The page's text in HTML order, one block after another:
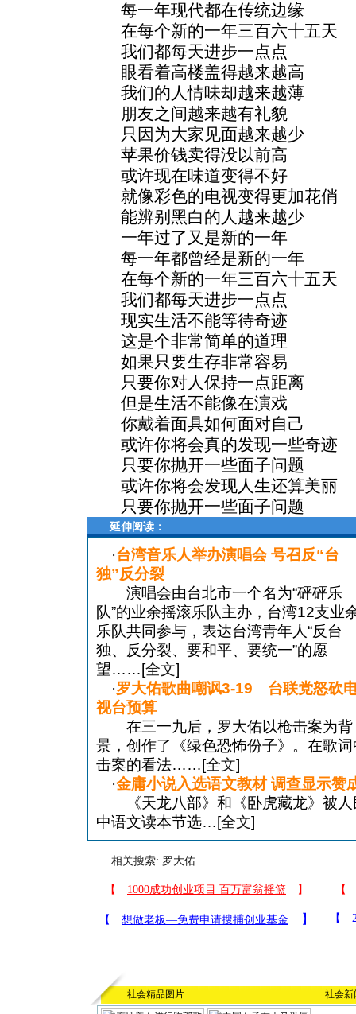
每一年现代都在传统边缘
在每个新的一年三百六十五天
我们都每天进步一点点
眼看着高楼盖得越来越高
我们的人情味却越来越薄
朋友之间越来越有礼貌
只因为大家见面越来越少
苹果价钱卖得没以前高
或许现在味道变得不好
就像彩色的电视变得更加花俏
能辨别黑白的人越来越少
一年过了又是新的一年
每一年都曾经是新的一年
在每个新的一年三百六十五天
我们都每天进步一点点
现实生活不能等待奇迹
这是个非常简单的道理
如果只要生存非常容易
只要你对人保持一点距离
但是生活不能像在演戏
你戴着面具如何面对自己
或许你将会真的发现一些奇迹
只要你抛开一些面子问题
或许你将会发现人生还算美丽
只要你抛开一些面子问题
延伸阅读：
·台湾音乐人举办演唱会 号召反“台
独”反分裂
演唱会由台北市一个名为“砰砰乐
队”的业余摇滚乐队主办，台湾12支业
乐队共同参与，表达台湾青年人“反台
独、反分裂、要和平、要统一”的愿
望……[全文]
·罗大佑歌曲嘲讽3-19 台联党怒砍
视台预算
在三一九后，罗大佑以枪击案为背
景，创作了《绿色恐怖份子》。在歌
击案的看法……[全文]
·金庸小说入选语文教材 调查显示赞
《天龙八部》和《卧虎藏龙》被人
中语文读本节选…[全文]
相关搜索: 罗大佑
社会精品图片 社会新